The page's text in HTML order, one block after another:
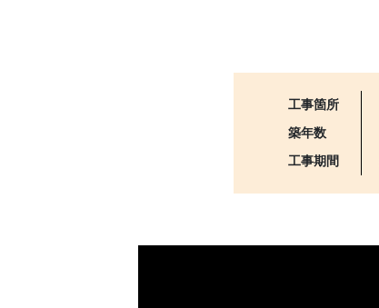
工事箇所
築年数
工事期間